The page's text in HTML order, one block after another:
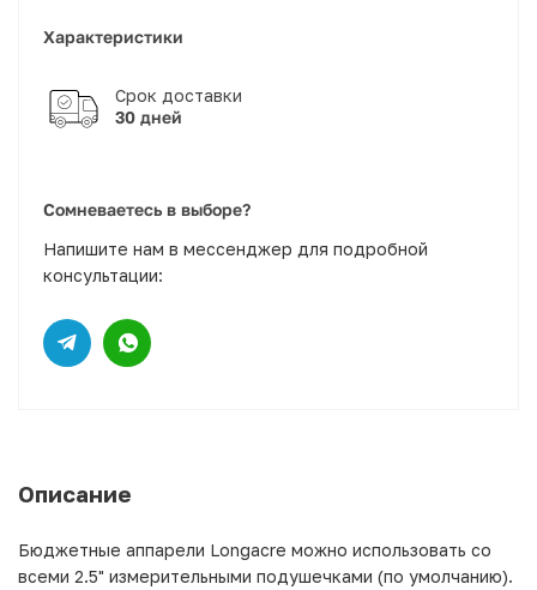
Характеристики
30 дней
Сомневаетесь в выборе?
Напишите нам в мессенджер для подробной
консультации:
Описание
Бюджетные аппарели Longacre можно использовать со
всеми 2.5" измерительными подушечками (по умолчанию).